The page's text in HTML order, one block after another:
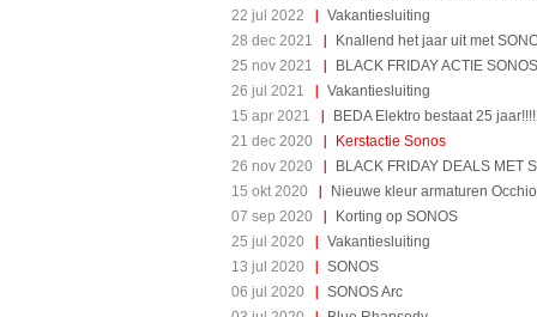
22 jul 2022
Vakantiesluiting
28 dec 2021
Knallend het jaar uit met
25 nov 2021
BLACK FRIDAY ACTIE
26 jul 2021
Vakantiesluiting
15 apr 2021
BEDA Elektro bestaat 25 jaar!!!!
21 dec 2020
Kerstactie Sonos
26 nov 2020
BLACK FRIDAY DEALS MET
15 okt 2020
Nieuwe kleur armaturen
07 sep 2020
Korting op SONOS
25 jul 2020
Vakantiesluiting
13 jul 2020
SONOS
06 jul 2020
SONOS Arc